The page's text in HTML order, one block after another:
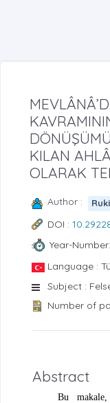
KILAN
OLARAK
Author :
DOI :
Year-
Language :
Subject :
Number of
Abstract
Bu